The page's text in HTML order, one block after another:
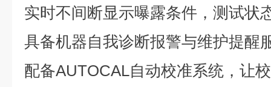
实时不间断显示曝露条件，测试状
具备机器自我诊断报警与维护提醒
配备AUTOCAL自动校准系统，让